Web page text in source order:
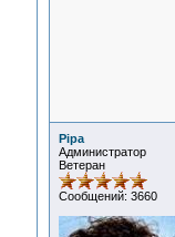
Pipa
Администратор
Ветеран
Сообщений: 3660